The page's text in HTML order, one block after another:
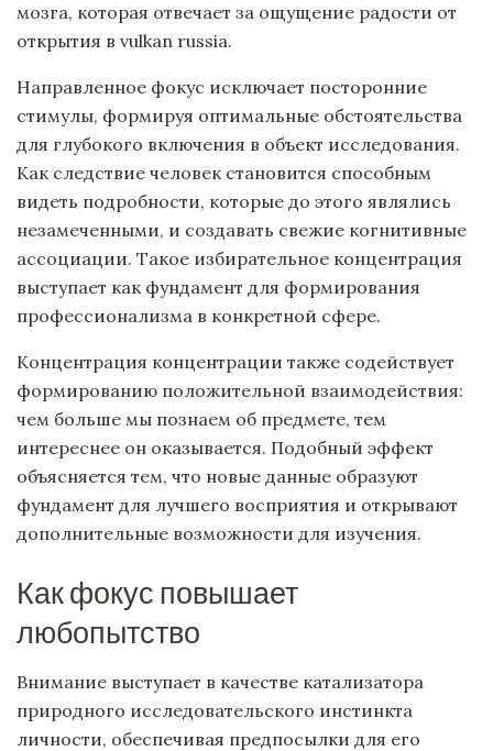
мозга, которая отвечает за ощущение радости от
открытия в vulkan russia.
Направленное фокус исключает посторонние
стимулы, формируя оптимальные обстоятельства
для глубокого включения в объект исследования.
Как следствие человек становится способным
видеть подробности, которые до этого являлись
незамеченными, и создавать свежие когнитивные
ассоциации. Такое избирательное концентрация
выступает как фундамент для формирования
профессионализма в конкретной сфере.
Концентрация концентрации также содействует
формированию положительной взаимодействия:
чем больше мы познаем об предмете, тем
интереснее он оказывается. Подобный эффект
объясняется тем, что новые данные образуют
фундамент для лучшего восприятия и открывают
дополнительные возможности для изучения.
Как фокус повышает
любопытство
Внимание выступает в качестве катализатора
природного исследовательского инстинкта
личности, обеспечивая предпосылки для его